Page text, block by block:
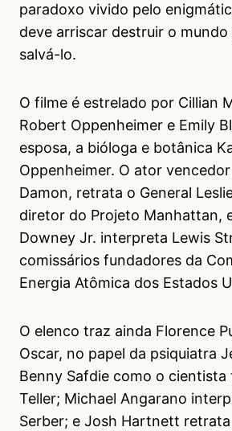
paradoxo vivido pelo
deve arriscar destruir o
salvá-lo.
O filme é estrelado por Cillian
Robert Oppenheimer e Emily
esposa, a bióloga e botânica
Oppenheimer. O ator
Damon, retrata o General
diretor do Projeto Manhattan,
Downey Jr. interpreta Lewis
comissários fundadores da
Energia Atômica dos Estados
O elenco traz ainda Florence
Oscar, no papel da psiquiatra
Benny Safdie como o cientista
Teller; Michael Angarano
Serber; e Josh Hartnett